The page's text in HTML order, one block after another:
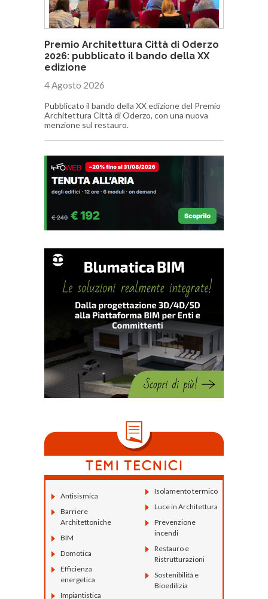
Premio Architettura Città di Oderzo
2026: pubblicato il bando della XX
edizione
4 Agosto 2026
Pubblicato il bando della XX edizione del Premio
Architettura Città di Oderzo, con una nuova
menzione sul restauro.
Antisismica
Barriere
Architettoniche
BIM
Domotica
Efficienza
energetica
Impiantistica
Isolamento termico
Luce in Architettura
Prevenzione
incendi
Restauro e
Ristrutturazioni
Sostenibilità e
Bioedilizia